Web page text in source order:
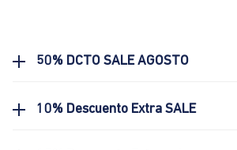
50% DCTO SALE AGOSTO
10% Descuento Extra SALE